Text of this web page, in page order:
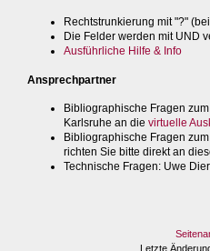
Rechtstrunkierung mit "?" (bei
Die Felder werden mit UND
Ausführliche Hilfe & Info
Ansprechpartner
Bibliographische Fragen
Karlsruhe an die virtuelle
Bibliographische Fragen
richten Sie bitte direkt an
Technische Fragen: Uwe
Letzte